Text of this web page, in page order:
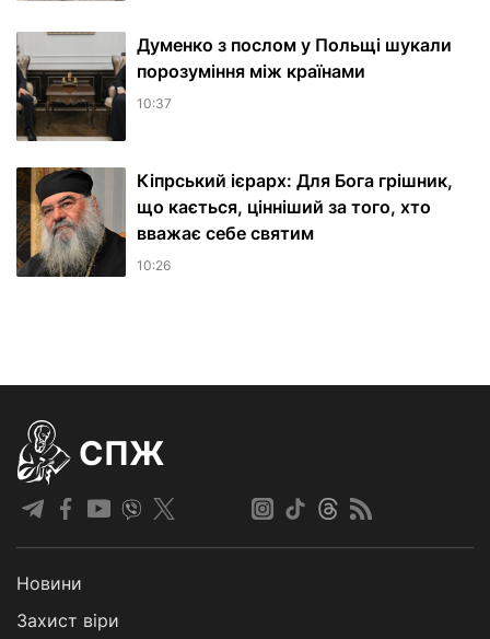
Думенко з послом у Польщі шукали
порозуміння між країнами
10:37
Кіпрський ієрарх: Для Бога грішник,
що кається, цінніший за того, хто
вважає себе святим
10:26
СПЖ
Новини
Захист віри